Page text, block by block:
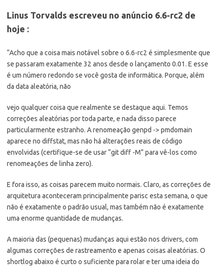
Linus Torvalds escreveu no anúncio 6.6-rc2 de
hoje :
“Acho que a coisa mais notável sobre o 6.6-rc2 é simplesmente que
se passaram exatamente 32 anos desde o lançamento 0.01. E esse
é um número redondo se você gosta de informática. Porque, além
da data aleatória, não
vejo qualquer coisa que realmente se destaque aqui. Temos
correções aleatórias por toda parte, e nada disso parece
particularmente estranho. A renomeação genpd -> pmdomain
aparece no diffstat, mas não há alterações reais de código
envolvidas (certifique-se de usar “git diff -M” para vê-los como
renomeações de linha zero).
E fora isso, as coisas parecem muito normais. Claro, as correções de
arquitetura aconteceram principalmente parisc esta semana, o que
não é exatamente o padrão usual, mas também não é exatamente
uma enorme quantidade de mudanças.
A maioria das (pequenas) mudanças aqui estão nos drivers, com
algumas correções de rastreamento e apenas coisas aleatórias. O
shortlog abaixo é curto o suficiente para rolar e ter uma ideia do